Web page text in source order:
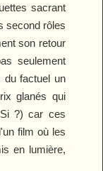
sacrant
second rôles
son retour
seulement
du factuel un
glanés qui
?) car ces
film où les
en lumière,